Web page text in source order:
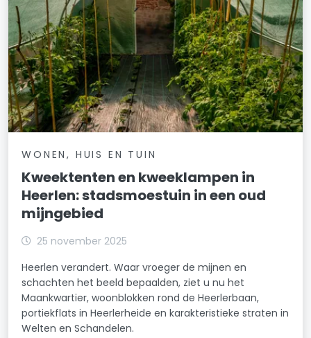
WONEN, HUIS EN TUIN
Kweektenten en kweeklampen in
Heerlen: stadsmoestuin in een oud
mijngebied
25 november 2025
Heerlen verandert. Waar vroeger de mijnen en
schachten het beeld bepaalden, ziet u nu het
Maankwartier, woonblokken rond de Heerlerbaan,
portiekflats in Heerlerheide en karakteristieke straten in
Welten en Schandelen.